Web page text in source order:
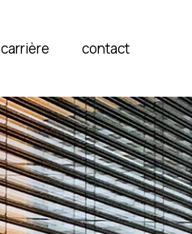
carrière contact